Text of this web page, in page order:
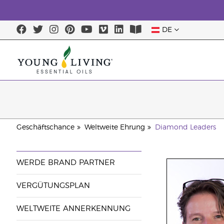
DE
Geschäftschance Weltweite Ehrung Diamond Leaders
WERDE BRAND PARTNER
VERGÜTUNGSPLAN
WELTWEITE ANNERKENNUNG